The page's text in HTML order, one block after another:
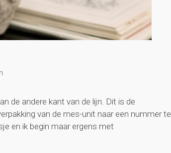
de andere kant van de lijn. Dit is de
van de mes-unit naar een nummer te
en ik begin maar ergens met